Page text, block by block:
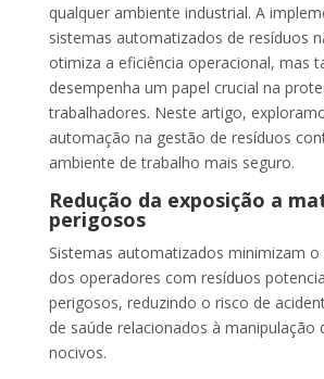
qualquer ambiente industrial. A
sistemas automatizados de resíduos
otimiza a eficiência operacional, mas
desempenha um papel crucial na
trabalhadores. Neste artigo,
automação na gestão de resíduos
ambiente de trabalho mais seguro.
Redução da exposição a
perigosos
Sistemas automatizados minimizam
dos operadores com resíduos
perigosos, reduzindo o risco de
de saúde relacionados à manipulação
nocivos.